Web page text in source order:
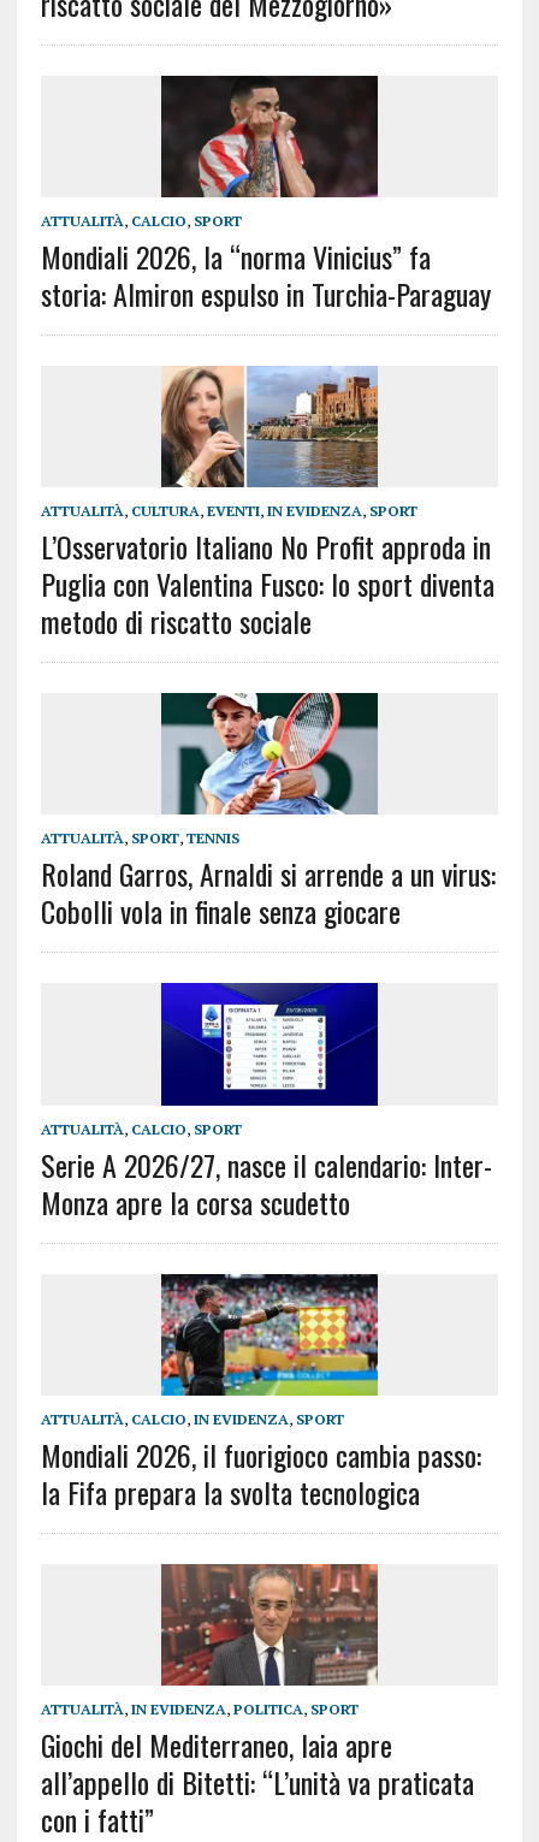
ATTUALITÀ, CALCIO, SPORT
Mondiali 2026, la “norma Vinicius” fa
storia: Almiron espulso in Turchia-Paraguay
ATTUALITÀ, CULTURA, EVENTI, IN EVIDENZA, SPORT
L’Osservatorio Italiano No Profit approda in
Puglia con Valentina Fusco: lo sport diventa
metodo di riscatto sociale
ATTUALITÀ, SPORT, TENNIS
Roland Garros, Arnaldi si arrende a un virus:
Cobolli vola in finale senza giocare
ATTUALITÀ, CALCIO, SPORT
Serie A 2026/27, nasce il calendario: Inter-
Monza apre la corsa scudetto
ATTUALITÀ, CALCIO, IN EVIDENZA, SPORT
Mondiali 2026, il fuorigioco cambia passo:
la Fifa prepara la svolta tecnologica
ATTUALITÀ, IN EVIDENZA, POLITICA, SPORT
Giochi del Mediterraneo, Iaia apre
all’appello di Bitetti: “L’unità va praticata
con i fatti”